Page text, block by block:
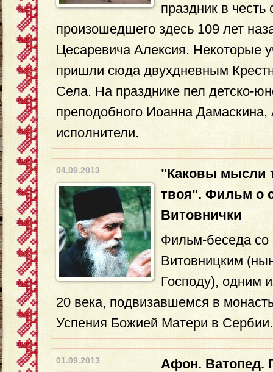
праздник в честь
произошедшего здесь 109 лет
Цесаревича Алексия. Некоторые
пришли сюда двухдневным
Села. На празднике пел детско-
преподобного Иоанна Дамаскина,
исполнители.
04.09.2013
"Каковы мысли
твоя". Фильм о
Витовнички
Фильм-беседа
Витовницким
Господу), одним
20 века, подвизавшемся в
Успения Божией Матери в Сербии.
01.09.2013
Афон. Ватопед.